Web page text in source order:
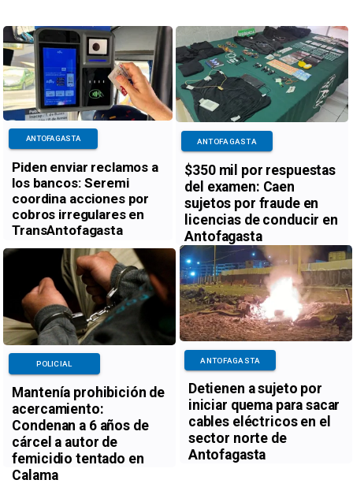
Piden enviar reclamos a
los bancos: Seremi
coordina acciones por
cobros irregulares en
TransAntofagasta
ANTOFAGASTA
$350 mil por respuestas
del examen: Caen
sujetos por fraude en
licencias de conducir en
Antofagasta
ANTOFAGASTA
Mantenía prohibición de
acercamiento:
Condenan a 6 años de
cárcel a autor de
femicidio tentado en
Calama
POLICIAL
Detienen a sujeto por
iniciar quema para sacar
cables eléctricos en el
sector norte de
Antofagasta
ANTOFAGASTA